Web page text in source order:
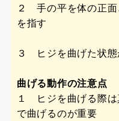
２ 手の平を体の正面
を指す
３ ヒジを曲げた状態
曲げる動作の注意点
１ ヒジを曲げる際は
で曲げるのが重要